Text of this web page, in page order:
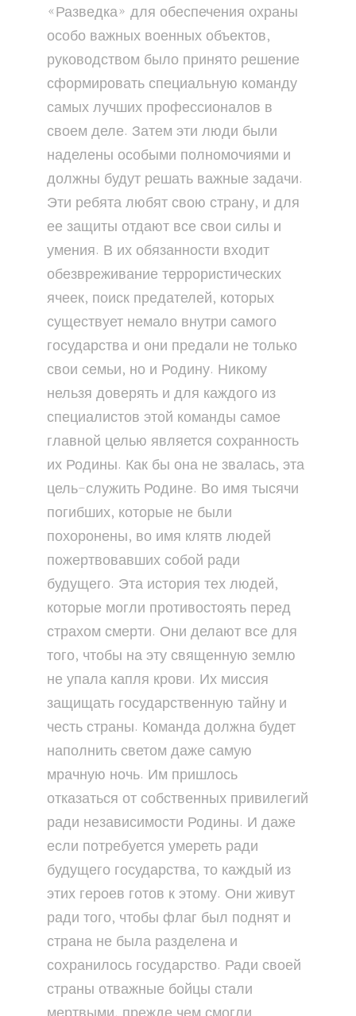
«Разведка» для обеспечения охраны
особо важных военных объектов,
руководством было принято решение
сформировать специальную команду
самых лучших профессионалов в
своем деле. Затем эти люди были
наделены особыми полномочиями и
должны будут решать важные задачи.
Эти ребята любят свою страну, и для
ее защиты отдают все свои силы и
умения. В их обязанности входит
обезвреживание террористических
ячеек, поиск предателей, которых
существует немало внутри самого
государства и они предали не только
свои семьи, но и Родину. Никому
нельзя доверять и для каждого из
специалистов этой команды самое
главной целью является сохранность
их Родины. Как бы она не звалась, эта
цель-служить Родине. Во имя тысячи
погибших, которые не были
похоронены, во имя клятв людей
пожертвовавших собой ради
будущего. Эта история тех людей,
которые могли противостоять перед
страхом смерти. Они делают все для
того, чтобы на эту священную землю
не упала капля крови. Их миссия
защищать государственную тайну и
честь страны. Команда должна будет
наполнить светом даже самую
мрачную ночь. Им пришлось
отказаться от собственных привилегий
ради независимости Родины. И даже
если потребуется умереть ради
будущего государства, то каждый из
этих героев готов к этому. Они живут
ради того, чтобы флаг был поднят и
страна не была разделена и
сохранилось государство. Ради своей
страны отважные бойцы стали